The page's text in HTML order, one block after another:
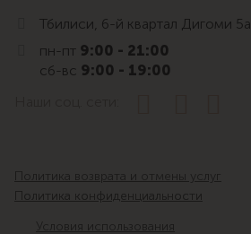
Тбилиси, 6-й квартал Дигоми 5а
пн-пт 9:00 - 21:00
сб-вс 9:00 - 19:00
Политика возврата и отмены услуг
Политика конфиденциальности
Условия использования